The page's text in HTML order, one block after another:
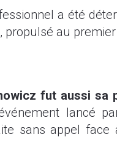
a été
propulsé au
fut aussi sa
lancé
sans appel face